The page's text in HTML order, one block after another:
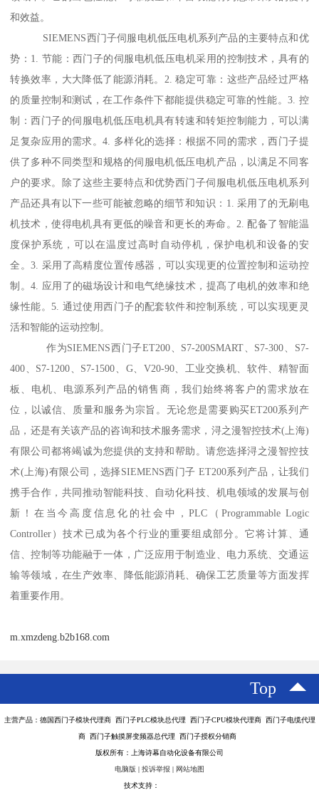
和效益。
SIEMENS西门子伺服电机低压电机系列产品的主要特点和优
势：1. 节能：西门子的伺服电机低压电机采用的控制技术，具有的
转换效率，大大降低了能源消耗。2. 稳定可靠：这些产品经过严格
的质量控制和测试，在工作条件下都能提供稳定可靠的性能。3. 控
制：西门子的伺服电机低压电机具有转速和转矩控制能力，可以满
足复杂应用的需求。4. 多样化的选择：根据不同的需求，西门子提
供了多种不同类型和规格的伺服电机低压电机产品，以满足不同客
户的要求。除了这些主要特点和优势西门子伺服电机低压电机系列
产品还具有以下一些可能被忽略的细节和知识：1. 采用了的无刷电
机技术，使得电机具有更低的噪音和更长的寿命。2. 配备了智能温
度保护系统，可以在温度过高时自动停机，保护电机和设备的安
全。3. 采用了高精度位置传感器，可以实现更的位置控制和运动控
制。4. 应用了的磁场设计和电气绝缘技术，提髙了电机的效率和绝
缘性能。5. 通过使用西门子的配套软件和控制系统，可以实现更灵
活和智能的运动控制。
作为SIEMENS西门子ET200、S7-200SMART、S7-300、S7-
400、S7-1200、S7-1500、G、V20-90、工业交换机、软件、精智面
板、电机、电源系列产品的销售商，我们始终将客户的需求放在
位，以诚信、质量和服务为宗旨。无论您是需要购买ET200系列产
品，还是有关该产品的咨询和技术服务需求，浔之漫智控技术(上海)
有限公司都将竭诚为您提供的支持和帮助。请您选择浔之漫智控技
术(上海)有限公司，选择SIEMENS西门子 ET200系列产品，让我们
携手合作，共同推动智能科技、自动化科技、机电领域的发展与创
新！在当今高度信息化的社会中，PLC（Programmable Logic
Controller）技术已成为各个行业的重要组成部分。它将计算、通
信、控制等功能融于一体，广泛应用于制造业、电力系统、交通运
输等领域，在生产效率、降低能源消耗、确保工艺质量等方面发挥
着重要作用。
m.xmzdeng.b2b168.com
Top
主营产品：德国西门子模块代理商 西门子PLC模块总代理 西门子CPU模块代理商 西门子电缆代理
商 西门子触摸屏变频器总代理 西门子授权分销商
版权所有：上海诗幕自动化设备有限公司
电脑版 | 投诉举报 | 网站地图
技术支持：